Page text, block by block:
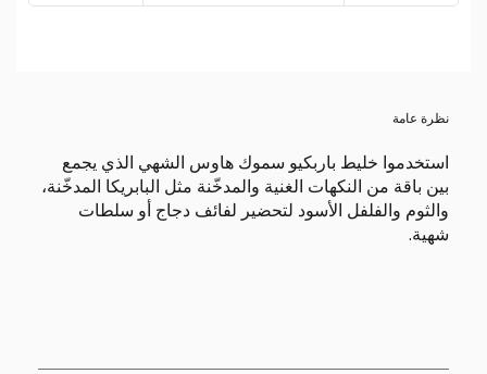
نظرة عامة
استخدموا خليط باربكيو سموك هاوس الشهي الذي يجمع
بين باقة من النكهات الغنية والمدخّنة مثل البابريكا المدخّنة،
والثوم والفلفل الأسود لتحضير لفائف دجاج أو سلطات
شهية.